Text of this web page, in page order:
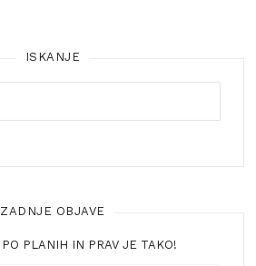
ISKANJE
ZADNJE OBJAVE
PLANIH IN PRAV JE TAKO!